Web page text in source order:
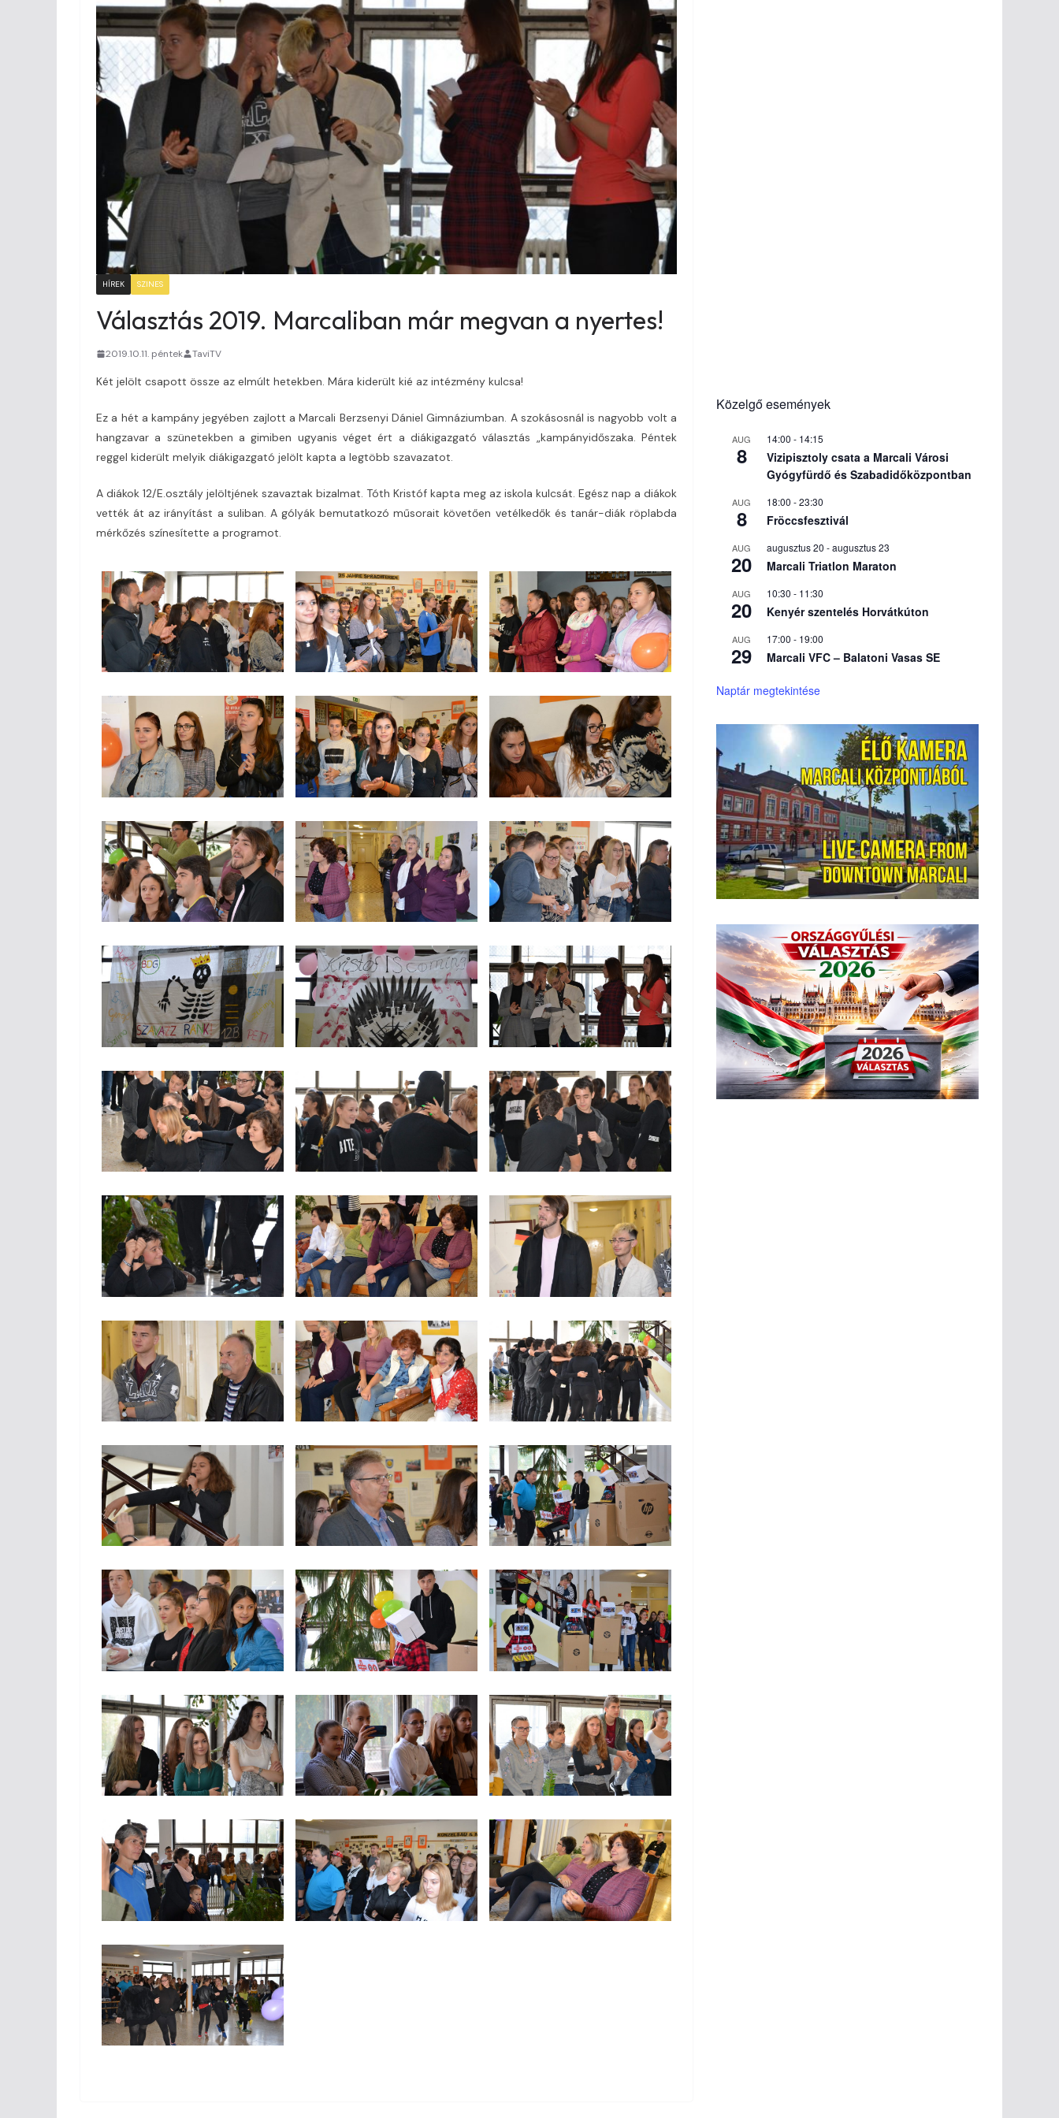
HÍREK SZINES
Választás 2019. Marcaliban már megvan a nyertes!
2019.10.11. péntek TaviTV
Két jelölt csapott össze az elmúlt hetekben. Mára kiderült kié az intézmény kulcsa!
Ez a hét a kampány jegyében zajlott a Marcali Berzsenyi Dániel Gimnáziumban. A szokásosnál is nagyobb volt a
hangzavar a szünetekben a gimiben ugyanis véget ért a diákigazgató választás „kampányidőszaka. Péntek
reggel kiderült melyik diákigazgató jelölt kapta a legtöbb szavazatot.
A diákok 12/E.osztály jelöltjének szavaztak bizalmat. Tóth Kristóf kapta meg az iskola kulcsát. Egész nap a diákok
vették át az irányítást a suliban. A gólyák bemutatkozó műsorait követően vetélkedők és tanár-diák röplabda
mérkőzés színesítette a programot.
Közelgő események
AUG
8
14:00 - 14:15
Vizipisztoly csata a Marcali Városi
Gyógyfürdő és Szabadidőközpontban
AUG
8
18:00 -23:30
Fröccsfesztivál
AUG
20
augusztus 20 -augusztus 23
Marcali Triatlon Maraton
AUG
20
10:30 - 11:30
Kenyér szentelés Horvátkúton
AUG
29
17:00 - 19:00
Marcali VFC – Balatoni Vasas SE
Naptár megtekintése